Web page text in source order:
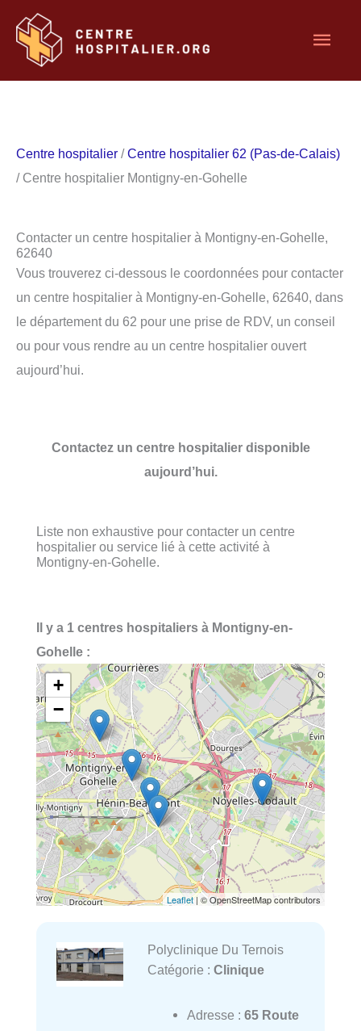
contenu
Centre hospitalier /Centre hospitalier 62 (Pas-de-Calais)
/ Centre hospitalier Montigny-en-Gohelle
Contacter un centre hospitalier à Montigny-en-Gohelle,
62640
Vous trouverez ci-dessous le coordonnées pour contacter
un centre hospitalier à Montigny-en-Gohelle, 62640, dans
le département du 62 pour une prise de RDV, un conseil
ou pour vous rendre au un centre hospitalier ouvert
aujourd’hui.
Contactez un centre hospitalier disponible
aujourd’hui.
Liste non exhaustive pour contacter un centre
hospitalier ou service lié à cette activité à
Montigny-en-Gohelle.
Il y a 1 centres hospitaliers à Montigny-en-
Gohelle :
+
−
Leaflet| © OpenStreetMap contributors
Polyclinique Du Ternois
Catégorie : Clinique
Adresse : 65 Route